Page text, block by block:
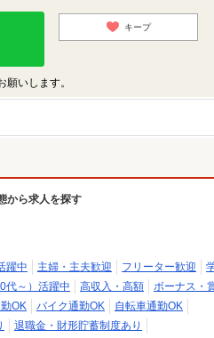
キープ
いします。
から求人を探す
躍中 主婦・主夫歓迎 フリーター歓迎
代～）活躍中 高収入・高額
ボーナス・
OK バイク通勤OK
自転車通勤OK
退職金・財形貯蓄制度あり